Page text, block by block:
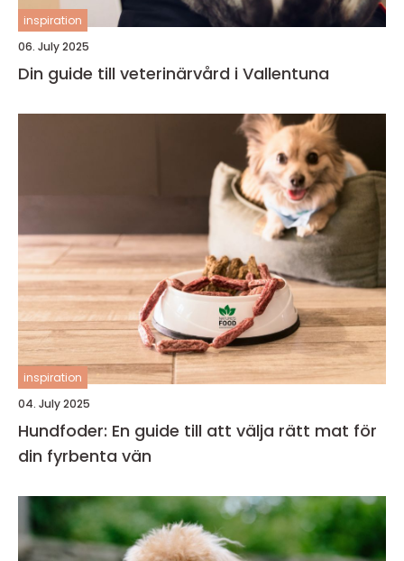
inspiration
06. July 2025
Din guide till veterinärvård i Vallentuna
inspiration
04. July 2025
Hundfoder: En guide till att välja rätt mat för
din fyrbenta vän